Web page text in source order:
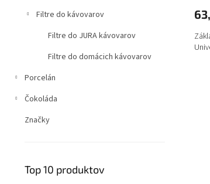
Filtre do kávovarov
Filtre do JURA kávovarov
Filtre do domácich kávovarov
Porcelán
Čokoláda
Značky
Top 10 produktov